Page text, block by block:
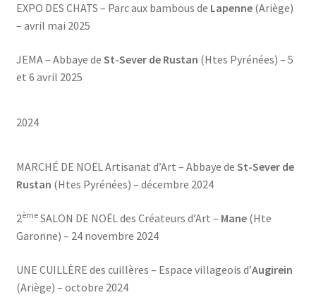
EXPO DES CHATS – Parc aux bambous de Lapenne(Ariège)
– avril mai 2025
JEMA – Abbaye de St-Sever de Rustan (Htes Pyrénées) – 5
et 6 avril 2025
2024
MARCHÉ DE NOËL Artisanat d’Art – Abbaye de St-Sever de
Rustan (Htes Pyrénées) – décembre 2024
2èmeSALON DE NOËL des Créateurs d’Art – Mane(Hte
Garonne) – 24 novembre 2024
UNE CUILLÈRE des cuillères – Espace villageois d’Augirein
(Ariège) – octobre 2024